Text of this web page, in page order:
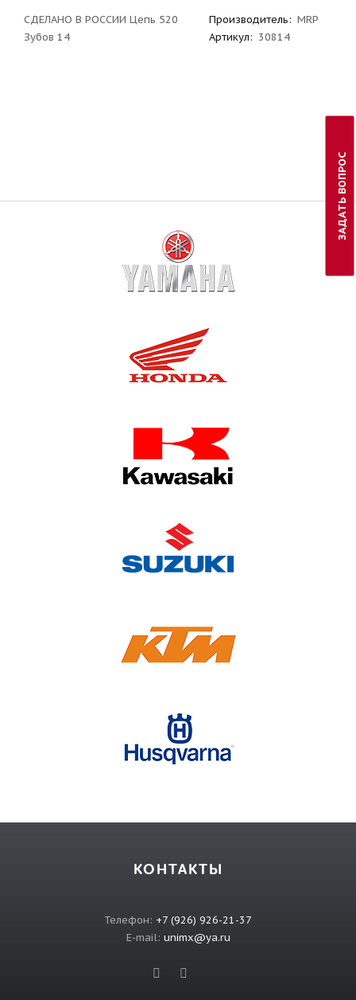
СДЕЛАНО В РОССИИ Цепь 520
Зубов 14
Производитель: MRP
Артикул: 30814
КОНТАКТЫ
Телефон: +7 (926) 926-21-37
E-mail: unimx@ya.ru
ЗАДАТЬ ВОПРОС